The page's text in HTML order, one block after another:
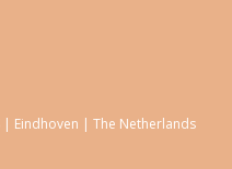
| Eindhoven | The Netherlands